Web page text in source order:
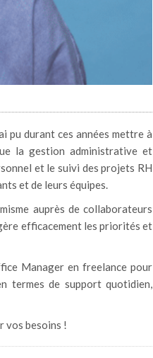
pu durant ces années mettre à
la gestion administrative et
et le suivi des projets RH
et de leurs équipes.
auprès de collaborateurs
efficacement les priorités et
Manager en freelance pour
termes de support quotidien,
vos besoins !